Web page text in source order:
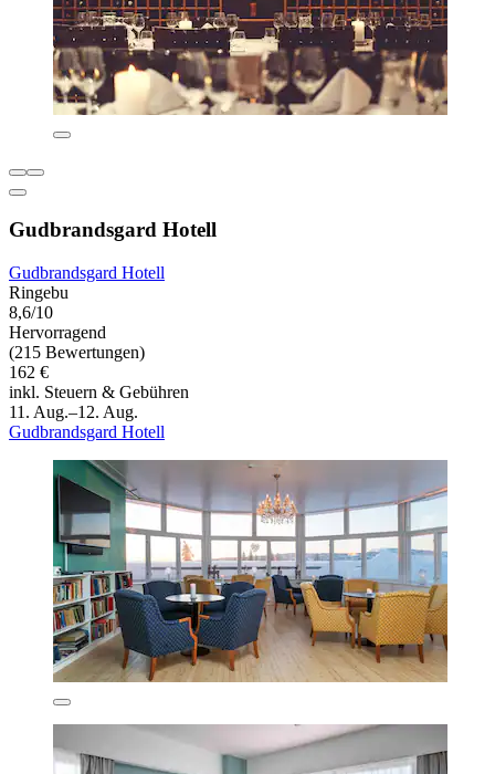
Gudbrandsgard Hotell
Gudbrandsgard Hotell
Ringebu
8,6/10
Hervorragend
(215 Bewertungen)
162 €
inkl. Steuern & Gebühren
11. Aug.–12. Aug.
Gudbrandsgard Hotell